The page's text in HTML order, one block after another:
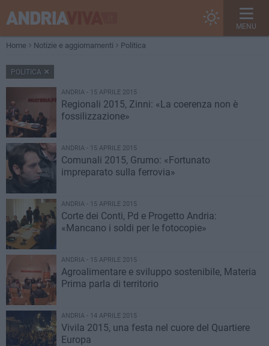
MENU
Home Notizie e aggiornamenti Politica
POLITICA
ANDRIA - 15 APRILE 2015
Regionali 2015, Zinni: «La coerenza non è
fossilizzazione»
ANDRIA - 15 APRILE 2015
Comunali 2015, Grumo: «Fortunato
impreparato sulla ferrovia»
ANDRIA - 15 APRILE 2015
Corte dei Conti, Pd e Progetto Andria:
«Mancano i soldi per le fotocopie»
ANDRIA - 15 APRILE 2015
Agroalimentare e sviluppo sostenibile, Materia
Prima parla di territorio
ANDRIA - 14 APRILE 2015
Vivila 2015, una festa nel cuore del Quartiere
Europa